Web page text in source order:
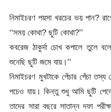
নিমাইচরণ পয়সা খরচের ভয় পান?
‘‘সময় কোথা? ছুটি কোথা?’’
কবরেজ ঠাকুর্দা চোখ কপালে তুলে
শুনেছি ছুটি জমে যায়।’’
নিমাইচরণ মুখটাকে পেঁচার পেঁচা
পচেও যায়। কিন্তু শুধু আমি ছুটি
তাদের সারা বছরে সাতান্ন দফা